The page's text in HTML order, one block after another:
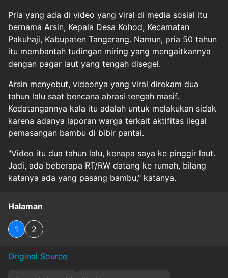
Pria yang ada di video yang viral di media sosial itu
bernama Arsin, Kepala Desa Kohod, Kecamatan
Pakuhaji, Kabupaten Tangerang. Namun, pria 50 tahun
itu membantah tudingan miring yang mengaitkannya
dengan pagar laut yang tengah disegel.
Arsin menyebut, videonya yang viral direkam dua
tahun lalu saat bencana abrasi tengah masif.
Kedatangannya kala itu adalah untuk melakukan sidak
karena adanya laporan warga terkait aktifitas ilegal
pemasangan bambu di bibir pantai.
"Video itu dua tahun lalu, kenapa saya ke pinggir laut.
Jadi, ada beberapa RT/RW datang ke rumah, bilang
katanya ada yang pasang bambu," katanya.
Halaman
1 2
Original Source